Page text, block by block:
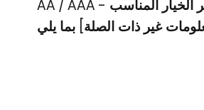
AA / AAA - اختر الخيار المناسب]. وقد عدّلنا محتوى هذا الموقع ليعمل مع التقنيات المساعدة، مثل قارئات الشاشة